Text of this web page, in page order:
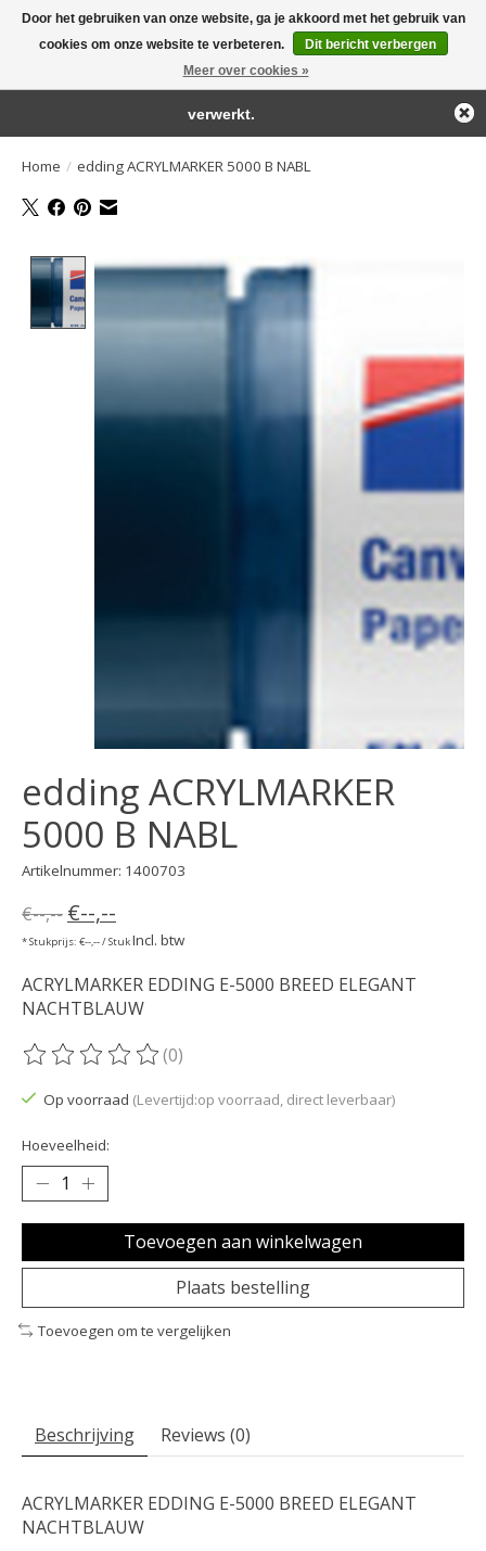
Large selection of products and fast shipping!
Home / edding ACRYLMARKER 5000 B NABL
Product image slideshow Items
edding ACRYLMARKER
5000 B NABL
Artikelnummer: 1400703
€--,-- €--,--
* Stukprijs: €--,-- / StukIncl. btw
ACRYLMARKER EDDING E-5000 BREED ELEGANT
NACHTBLAUW
De beoordeling van dit product is
(0)
Op voorraad (Levertijd:op voorraad, direct leverbaar)
Hoeveelheid:
Toevoegen aan winkelwagen
Plaats bestelling
Toevoegen om te vergelijken
Beschrijving Reviews (0)
ACRYLMARKER EDDING E-5000 BREED ELEGANT
NACHTBLAUW
Door het gebruiken van onze website, ga je akkoord met het gebruik van
cookies om onze website te verbeteren.
Dit bericht verbergen
Meer over cookies »
← Keer terug naar de backofficeDeze winkel is in aanbouw.
Eventueel geplaatste orders zullen niet worden gehonoreerd of
verwerkt.